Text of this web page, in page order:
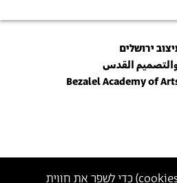
) כדי לשפר את חווית
ירושלים
والتصميم القدس
Bezalel Academy of